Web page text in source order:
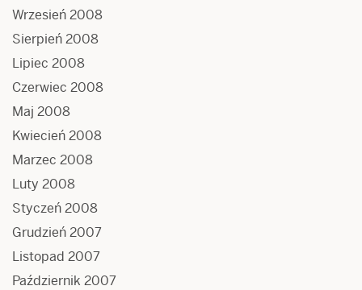
Wrzesień 2008
Sierpień 2008
Lipiec 2008
Czerwiec 2008
Maj 2008
Kwiecień 2008
Marzec 2008
Luty 2008
Styczeń 2008
Grudzień 2007
Listopad 2007
Październik 2007